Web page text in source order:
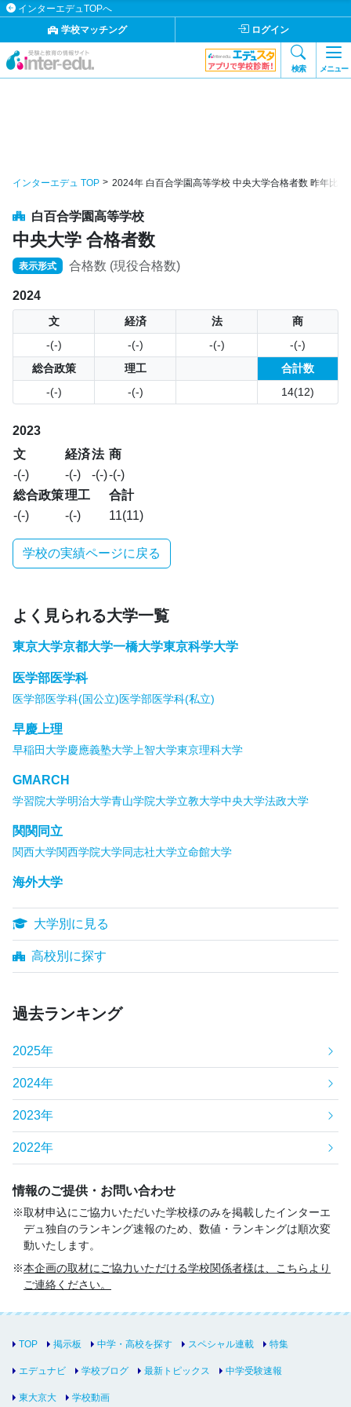
インターエデュTOPへ
学校マッチング
ログイン
検索 メニュー
インターエデュ TOP 2024年 白百合学園高等学校 中央大学合格者数 昨年比較
白百合学園高等学校
中央大学 合格者数
表示形式 合格数 (現役合格数)
2024
文 経済 法
商
-(-)
-(-) -(-)
-(-)
総合政策
理工
合計数
-(-)
-(-) 14(12)
2023
文
経済法 商
-(-)
-(-) -(-)-(-)
総合政策理工
合計
-(-)
-(-) 11(11)
学校の実績ページに戻る
よく見られる大学一覧
東京大学京都大学一橋大学東京科学大学
医学部医学科
医学部医学科(国公立)医学部医学科(私立)
早慶上理
早稲田大学慶應義塾大学 上智大学東京理科大学
GMARCH
学習院大学明治大学青山学院大学立教大学中央大学法政大学
関関同立
関西大学関西学院大学同志社大学立命館大学
海外大学
大学別に見る
高校別に探す
過去ランキング
2025年
2024年
2023年
2022年
情報のご提供・お問い合わせ
取材申込にご協力いただいた学校様のみを掲載したインターエ
デュ独自のランキング速報のため、数値・ランキングは順次変
動いたします。
本企画の取材にご協力いただける学校関係者様は、こちらより
ご連絡ください。
TOP 掲示板 中学・高校を探す スペシャル連載 特集
エデュナビ 学校ブログ 最新トピックス 中学受験速報
東大京大 学校動画